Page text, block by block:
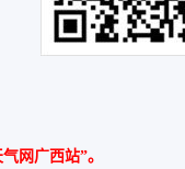
网广西站”。